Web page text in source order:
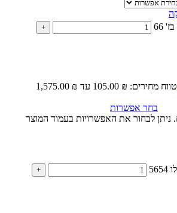
66
טווח מחירים: ⁦105.00 ₪⁩ עד ⁦1,575.00 ₪⁩
בחר אפשרות
ניתן לבחור את האפשרויות בעמוד המוצר